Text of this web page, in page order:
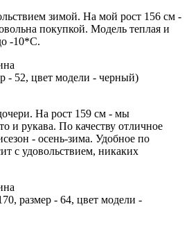
зимой. На мой рост 156 см -
покупкой. Модель теплая и
-10*С.
- 52, цвет модели - черный)
На рост 159 см - мы
и рукава. По качеству отличное
- осень-зима. Удобное по
с удовольствием, никаких
размер - 64, цвет модели -